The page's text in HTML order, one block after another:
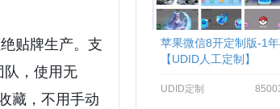
贴牌生产。支
，使用无
藏，不用手动
苹果微信8开定制版-1
【UDID人工定制】
UDID定制